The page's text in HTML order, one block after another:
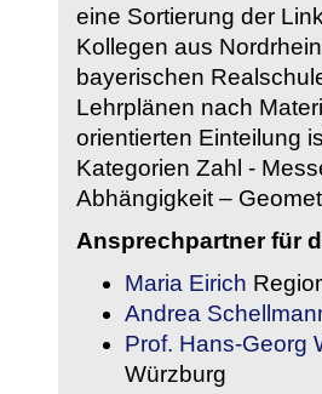
eine Sortierung der
Kollegen aus
bayerischen
Lehrplänen nach
orientierten Einteilung
Kategorien Zahl -
Abhängigkeit –
Ansprechpartner für
Maria Eirich
Andrea
Prof. Hans-Georg
Würzburg